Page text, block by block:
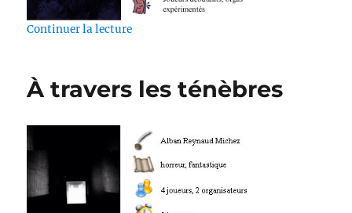
Continuer la lecturede « Magus Night »
À travers les ténèbres